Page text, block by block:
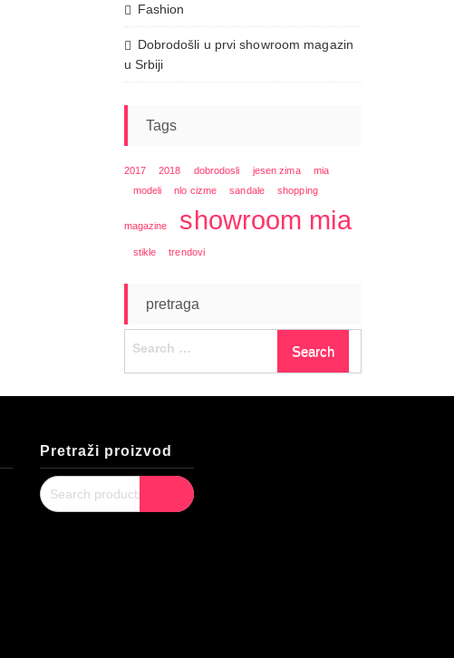
Fashion
Dobrodošli u prvi showroom magazin
u Srbiji
Tags
2017 2018 dobrodosli jesen zima
mia
modeli
nlo cizme sandale shopping
magazine showroom mia
stikle trendovi
pretraga
Pretraži proizvod
Search
for: